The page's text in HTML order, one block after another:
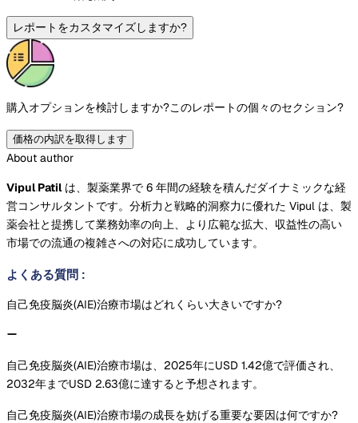
レポートをカスタマイズしますか?
購入オプションを検討しますか?このレポートの個々のセクション?
価格の内訳を取得します
About author
Vipul Patilは、製薬業界で 6 年間の経験を積んだダイナミックな経
営コンサルタントです。分析力と戦略的洞察力に優れた Vipul は、製
薬会社と提携して業務効率の向上、より広範な拡大、収益性の高い
市場での流通の複雑さへの対応に成功しています。
よくある質問 :
自己免疫脳炎(AIE)治療市場はどれくらい大きいですか?
自己免疫脳炎(AIE)治療市場は、2025年にUSD 1.42億で評価され、
2032年までUSD 2.63億に達すると予想されます。
自己免疫脳炎(AIE)治療市場の成長を妨げる重要な要因は何ですか?